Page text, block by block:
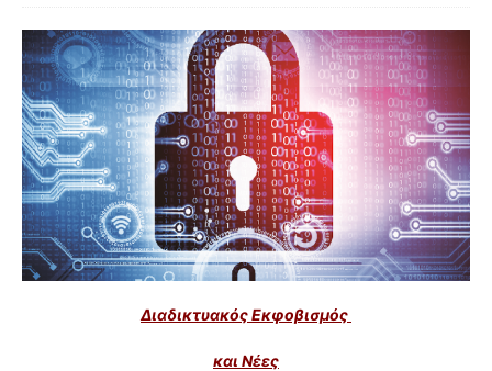
Διαδικτυακός Εκφοβισμός
και Νέες